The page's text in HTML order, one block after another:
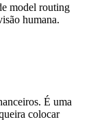
model routing
humana.
É uma
colocar